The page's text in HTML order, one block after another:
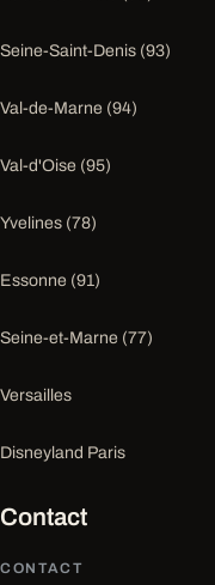
Seine-Saint-Denis (93)
Val-de-Marne (94)
Val-d'Oise (95)
Yvelines (78)
Essonne (91)
Seine-et-Marne (77)
Versailles
Disneyland Paris
Contact
CONTACT